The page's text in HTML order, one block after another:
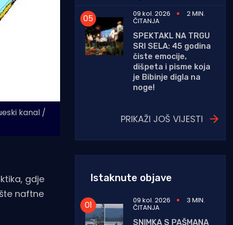
kanal /
gdje
naftne
09 kol. 2026
2 MIN.
ČITANJA
SPEKTAKL NA TRGU
SRI SELA: 45 godina
čiste emocije,
dišpeta i pisme koja
je Bibinje digla na
noge!
PRIKAŽI JOŠ VIJESTI
Istaknute objave
09 kol. 2026 3 MIN.
ČITANJA
SNIMKA S PAŠMANA